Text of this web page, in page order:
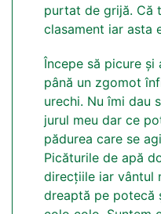
purtat de grijă. Că
clasament iar asta
Începe să picure și
până un zgomot
urechi. Nu îmi dau
jurul meu dar ce
pădurea care se
Picăturile de apă
direcțiile iar vântul
dreaptă pe potecă